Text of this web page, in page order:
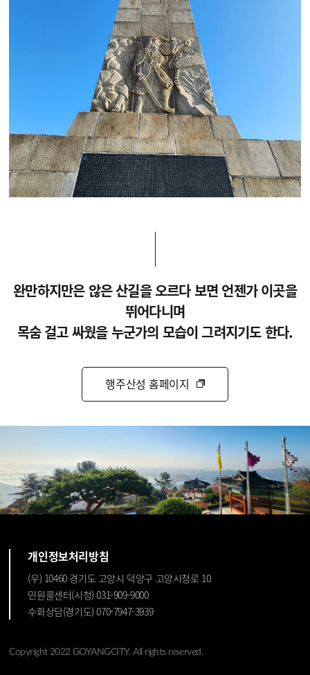
완만하지만은 않은 산길을 오르다 보면 언젠가 이곳을
뛰어다니며
목숨 걸고 싸웠을 누군가의 모습이 그려지기도 한다.
행주산성 홈페이지
개인정보처리방침
(우) 10460 경기도 고양시 덕양구 고양시청로 10
민원콜센터(시청) 031-909-9000
수화상담(경기도) 070-7947-3939
Copyright 2022 GOYANGCITY. All rights reserved.